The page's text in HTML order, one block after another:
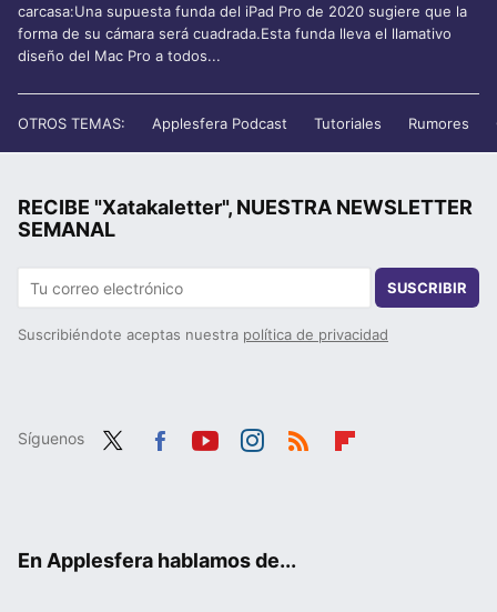
carcasa:Una supuesta funda del iPad Pro de 2020 sugiere que la
forma de su cámara será cuadrada.Esta funda lleva el llamativo
diseño del Mac Pro a todos...
OTROS TEMAS: Applesfera Podcast Tutoriales Rumores
RECIBE "Xatakaletter", NUESTRA NEWSLETTER
SEMANAL
SUSCRIBIR
Suscribiéndote aceptas nuestra política de privacidad
Síguenos
En Applesfera hablamos de...